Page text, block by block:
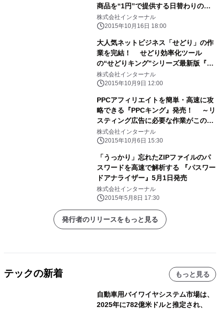
商品を“1円”で提供する日替わりのキ
ャンペーンも
株式会社インターナル
2015年10月16日 18:00
大人気ネットビジネス「せどり」の作
業を完結！ せどり効率化ツール
の“せどりキング”シリーズ最新版『せ
どりキング5』 ついに発売！
株式会社インターナル
2015年10月9日 12:00
PPCアフィリエイトを簡単・高速に攻
略できる『PPCキング』発売！ ～リ
スティング広告に必要な作業がこの製
品1つで完結！～
株式会社インターナル
2015年10月6日 15:30
「うっかり」忘れたZIPファイルのパ
スワードを高速で解析する 『パスワー
ドアナライザー』5月1日発売
株式会社インターナル
2015年5月8日 17:30
発行者のリリースをもっと見る
テックの新着 もっと見る
自動車用バイワイヤシステム市場は、
2025年に782億米ドルと推定され、